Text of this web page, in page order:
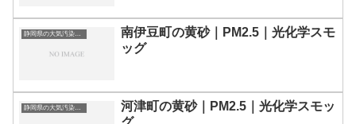
静岡県の大気汚染・PM2.5・黄砂・エアロゾルの数値
南伊豆町の黄砂｜PM2.5｜光化学スモ
ッグ
静岡県の大気汚染・PM2.5・黄砂・エアロゾルの数値
河津町の黄砂｜PM2.5｜光化学スモッ